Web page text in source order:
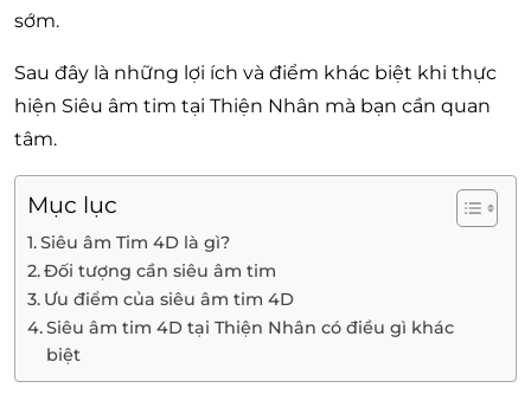
sớm.
Sau đây là những lợi ích và điểm khác biệt khi thực
hiện Siêu âm tim tại Thiện Nhân mà bạn cần quan
tâm.
Mục lục
Siêu âm Tim 4D là gì?
Đối tượng cần siêu âm tim
Ưu điểm của siêu âm tim 4D
Siêu âm tim 4D tại Thiện Nhân có điều gì khác
biệt